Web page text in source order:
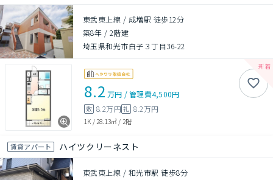
東武東上線 / 成増駅 徒歩12分
築8年 / 2階建
埼玉県和光市白子３丁目36-22
8.2 万円 /管理費4,500円
敷 8.2万円礼 8.2万円
1K /28.13㎡ / 2階
賃貸アパート ハイツクリーネスト
東武東上線 / 和光市駅 徒歩8分